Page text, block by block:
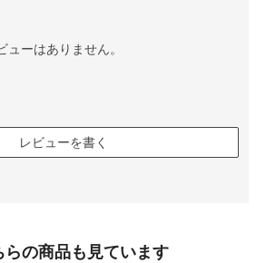
ューはありません。
レビューを書く
の商品も見ています